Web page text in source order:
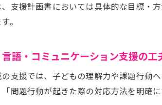
支援計画書においては具体的な目標・
。
語・コミュニケーション支援の工
支援では、子どもの理解力や課題行動
問題行動が起きた際の対応方法を明確